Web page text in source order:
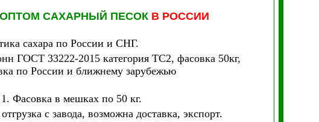
САХАРНЫЙ ПЕСОК В РОССИИ
сахара по России и СНГ.
ГОСТ 33222-2015 категория ТС2, фасовка 50кг,
по России и ближнему зарубежью
Фасовка в мешках по 50 кг.
с завода, возможна доставка, экспорт.